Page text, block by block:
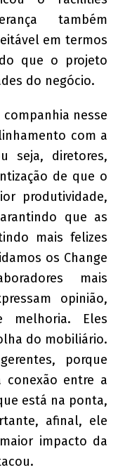
também
em termos
que o projeto
do negócio.
nesse
com a
seja, diretores,
de que o
produtividade,
que as
mais felizes
os Change
mais
opinião,
melhoria. Eles
do mobiliário.
porque
conexão entre a
está na ponta,
afinal, ele
impacto da